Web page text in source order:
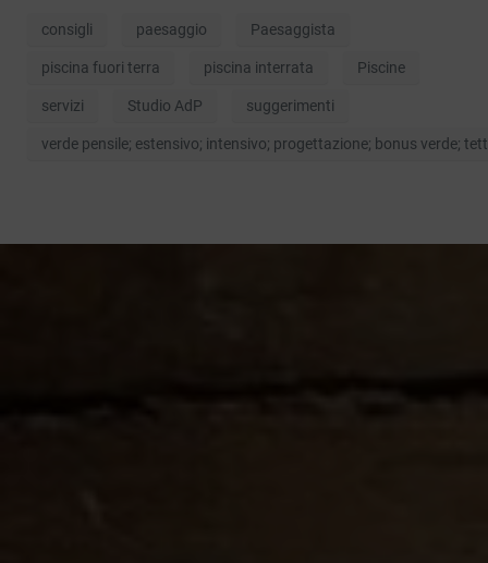
consigli paesaggio Paesaggista
piscina fuori terra piscina interrata Piscine
servizi Studio AdP suggerimenti
verde pensile; estensivo; intensivo; progettazione; bonus verde;